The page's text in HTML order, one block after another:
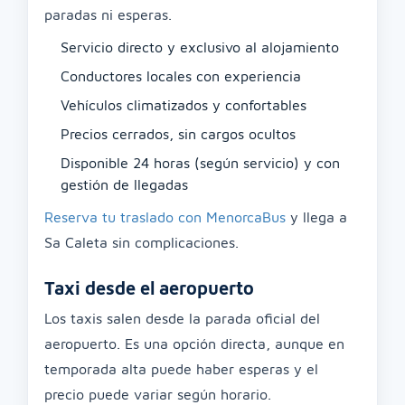
paradas ni esperas.
Servicio directo y exclusivo al alojamiento
Conductores locales con experiencia
Vehículos climatizados y confortables
Precios cerrados, sin cargos ocultos
Disponible 24 horas (según servicio) y con
gestión de llegadas
Reserva tu traslado con MenorcaBus y llega a
Sa Caleta sin complicaciones.
Taxi desde el aeropuerto
Los taxis salen desde la parada oficial del
aeropuerto. Es una opción directa, aunque en
temporada alta puede haber esperas y el
precio puede variar según horario.